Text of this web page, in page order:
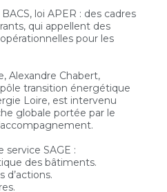
loi APER : des cadres
qui appellent des
pour les
Alexandre Chabert,
transition énergétique
Loire, est intervenu
globale portée par le
SAGE :
des bâtiments.
d’actions.